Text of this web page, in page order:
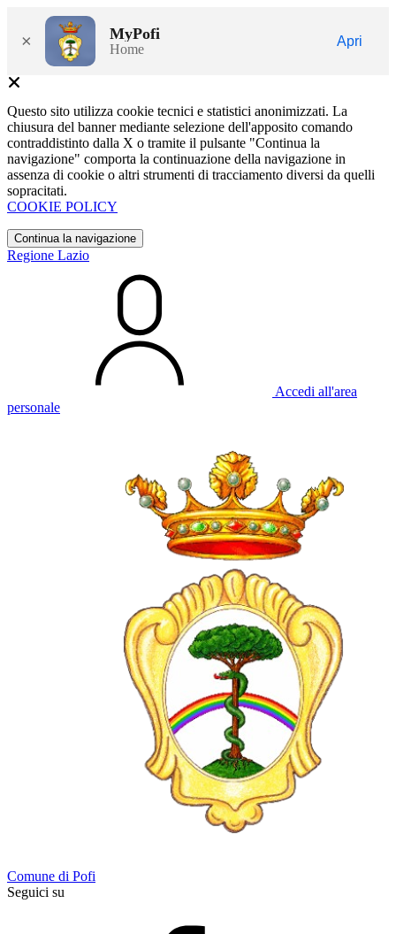
× MyPofi
Home
Apri
Questo sito utilizza cookie tecnici e statistici anonimizzati. La
chiusura del banner mediante selezione dell'apposito comando
contraddistinto dalla X o tramite il pulsante "Continua la
navigazione" comporta la continuazione della navigazione in
assenza di cookie o altri strumenti di tracciamento diversi da quelli
sopracitati.
COOKIE POLICY
Continua la navigazione
Regione Lazio
Accedi all'area
personale
Comune di Pofi
Seguici su